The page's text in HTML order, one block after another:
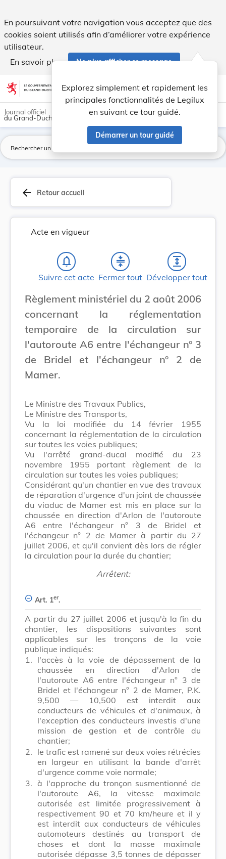
En poursuivant votre navigation vous acceptez que des
cookies soient utilisés afin d’améliorer votre expérience
utilisateur.
En savoir plus
Ne plus afficher ce message
Aller au contenu account_circle help Aide
Explorez simplement et rapidement les
principales fonctionnalités de Legilux
en suivant ce tour guidé.
Démarrer un tour guidé
light_mode dark_mode
Journal officiel
du Grand-Duché de Luxembourg
arrow_back Retour accueil
Acte en vigueur
notifications_none
Suivre cet acte
compress
Fermer tout
expand
Développer tout
Règlement ministériel du 2 août 2006
concernant la réglementation
temporaire de la circulation sur
l'autoroute A6 entre l'échangeur n° 3
de Bridel et l'échangeur n° 2 de
Mamer.
Le Ministre des Travaux Publics,
Le Ministre des Transports,
Vu la loi modifiée du 14 février 1955
concernant la réglementation de la circulation
sur toutes les voies publiques;
Vu l'arrêté grand-ducal modifié du 23
novembre 1955 portant règlement de la
circulation sur toutes les voies publiques;
Considérant qu'un chantier en vue des travaux
de réparation d'urgence d'un joint de chaussée
du viaduc de Mamer est mis en place sur la
chaussée en direction d'Arlon de l'autoroute
A6 entre l'échangeur n° 3 de Bridel et
l'échangeur n° 2 de Mamer à partir du 27
juillet 2006, et qu'il convient dès lors de régler
la circulation pour la durée du chantier;
Arrêtent:
Art. 1er.
A partir du 27 juillet 2006 et jusqu'à la fin du
chantier, les dispositions suivantes sont
applicables sur les tronçons de la voie
publique indiqués:
1. l'accès à la voie de dépassement de la
chaussée en direction d'Arlon de
l'autoroute A6 entre l'échangeur n° 3 de
Bridel et l'échangeur n° 2 de Mamer, P.K.
9,500 ― 10,500 est interdit aux
conducteurs de véhicules et d'animaux, à
l'exception des conducteurs investis d'une
mission de gestion et de contrôle du
chantier;
2. le trafic est ramené sur deux voies rétrécies
en largeur en utilisant la bande d'arrêt
d'urgence comme voie normale;
3. à l'approche du tronçon susmentionné de
l'autoroute A6, la vitesse maximale
autorisée est limitée progressivement à
respectivement 90 et 70 km/heure et il y
est interdit aux conducteurs de véhicules
automoteurs destinés au transport de
choses et dont la masse maximale
autorisée dépasse 3,5 tonnes de dépasser